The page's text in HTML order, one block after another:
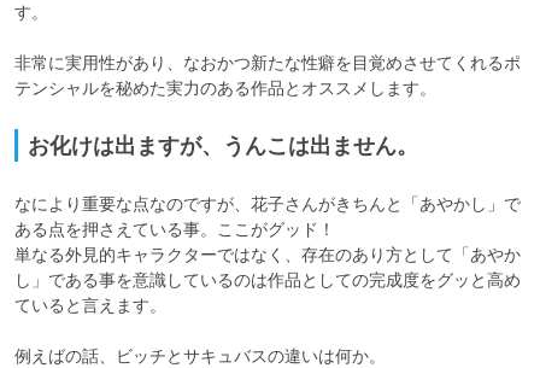
す。
非常に実用性があり、なおかつ新たな性癖を目覚めさせてくれるポ
テンシャルを秘めた実力のある作品とオススメします。
お化けは出ますが、うんこは出ません。
なにより重要な点なのですが、花子さんがきちんと「あやかし」で
ある点を押さえている事。ここがグッド！
単なる外見的キャラクターではなく、存在のあり方として「あやか
し」である事を意識しているのは作品としての完成度をグッと高め
ていると言えます。
例えばの話、ビッチとサキュバスの違いは何か。